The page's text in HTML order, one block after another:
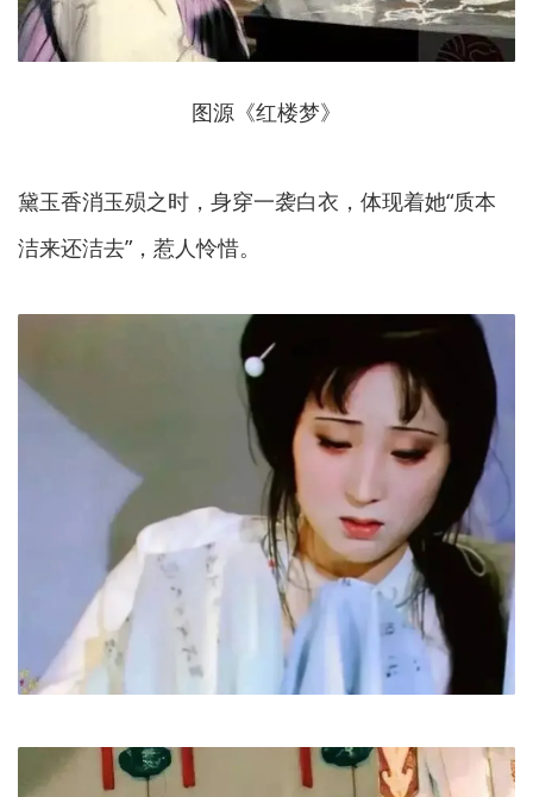
图源《红楼梦》
黛玉香消玉殒之时，身穿一袭白衣，体现着她“质本
洁来还洁去”，惹人怜惜。